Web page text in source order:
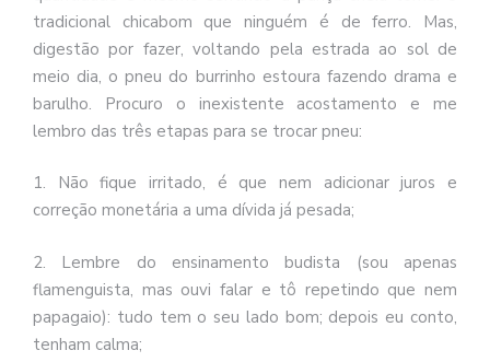
tradicional chicabom que ninguém é de ferro. Mas,
digestão por fazer, voltando pela estrada ao sol de
meio dia, o pneu do burrinho estoura fazendo drama e
barulho. Procuro o inexistente acostamento e me
lembro das três etapas para se trocar pneu:
1. Não fique irritado, é que nem adicionar juros e
correção monetária a uma dívida já pesada;
2. Lembre do ensinamento budista (sou apenas
flamenguista, mas ouvi falar e tô repetindo que nem
papagaio): tudo tem o seu lado bom; depois eu conto,
tenham calma;